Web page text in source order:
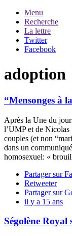
Menu
Recherche
La lettre
Twitter
Facebook
adoption
“Mensonges à
Après la Une du
l’UMP et de Nicolas
couples (et non
dans un
homosexuel: «
Partager sur
Retweeter
Partager sur
il y a 15 ans
Ségolène Royal